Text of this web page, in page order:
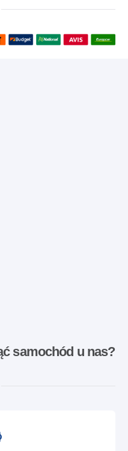
samochód u nas?